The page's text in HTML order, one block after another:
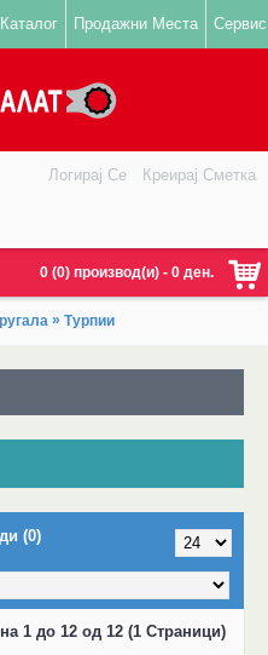
Продажни Места Сервис
0 (0) производ(и) - 0 ден.
Логирај Се Креирај Сметка
» Турпии
(0)
1 до 12 од 12 (1 Страници)